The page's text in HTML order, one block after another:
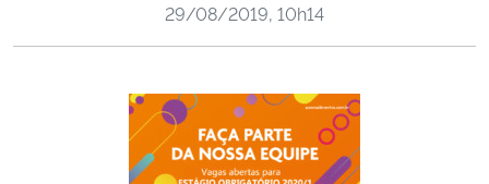
Ministério de Minas e Energia
29/08/2019, 10h14